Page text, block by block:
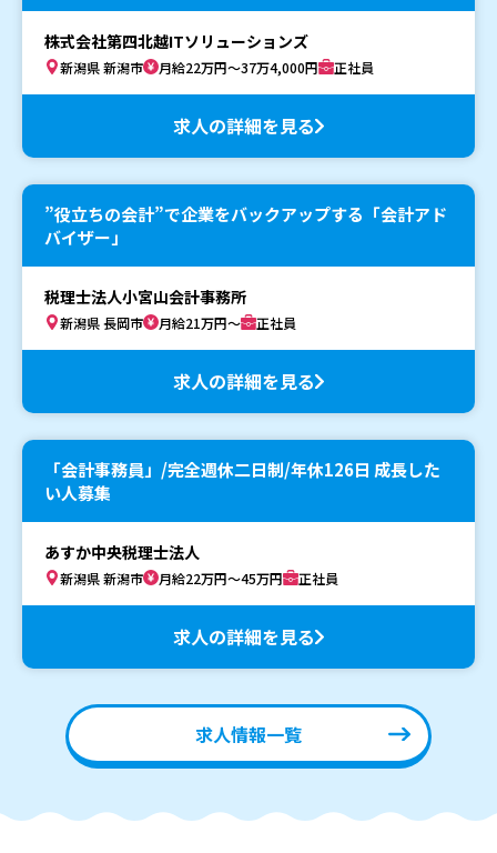
株式会社第四北越ITソリューションズ
新潟県 新潟市 月給22万円～37万4,000円 正社員
求人の詳細を見る
”役立ちの会計”で企業をバックアップする「会計アド
バイザー」
税理士法人小宮山会計事務所
新潟県 長岡市 月給21万円～ 正社員
求人の詳細を見る
「会計事務員」/完全週休二日制/年休126日 成長した
い人募集
あすか中央税理士法人
新潟県 新潟市 月給22万円～45万円 正社員
求人の詳細を見る
求人情報一覧